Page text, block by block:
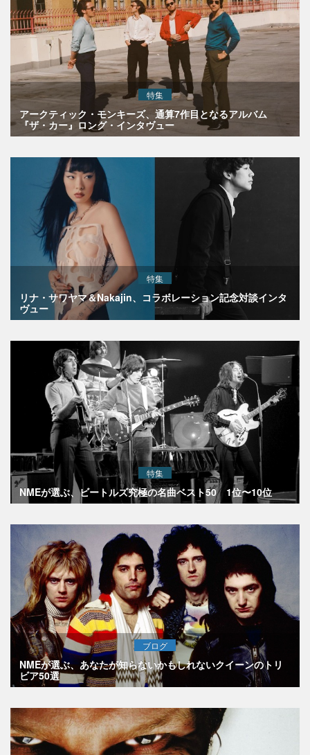
特集
アークティック・モンキーズ、通算7作目となるアルバム
『ザ・カー』ロング・インタヴュー
特集
リナ・サワヤマ＆Nakajin、コラボレーション記念対談インタ
ヴュー
特集
NMEが選ぶ、ビートルズ究極の名曲ベスト50 1位〜10位
ブログ
NMEが選ぶ、あなたが知らないかもしれないクイーンのトリ
ビア50選